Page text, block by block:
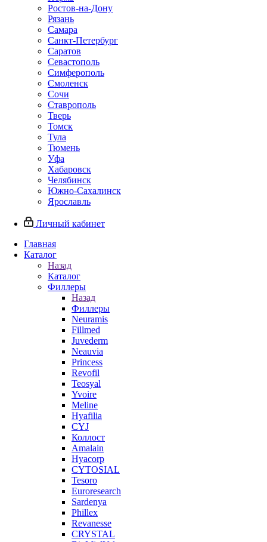
Ростов-на-Дону
Рязань
Самара
Санкт-Петербург
Саратов
Севастополь
Симферополь
Смоленск
Сочи
Ставрополь
Тверь
Томск
Тула
Тюмень
Уфа
Хабаровск
Челябинск
Южно-Сахалинск
Ярославль
Личный кабинет
Главная
Каталог
Назад
Каталог
Филлеры
Назад
Филлеры
Neuramis
Fillmed
Juvederm
Neauvia
Princess
Revofil
Teosyal
Yvoire
Meline
Hyafilia
CYJ
Коллост
Amalain
Hyacorp
CYTOSIAL
Tesoro
Euroresearch
Sardenya
Phillex
Revanesse
CRYSTAL